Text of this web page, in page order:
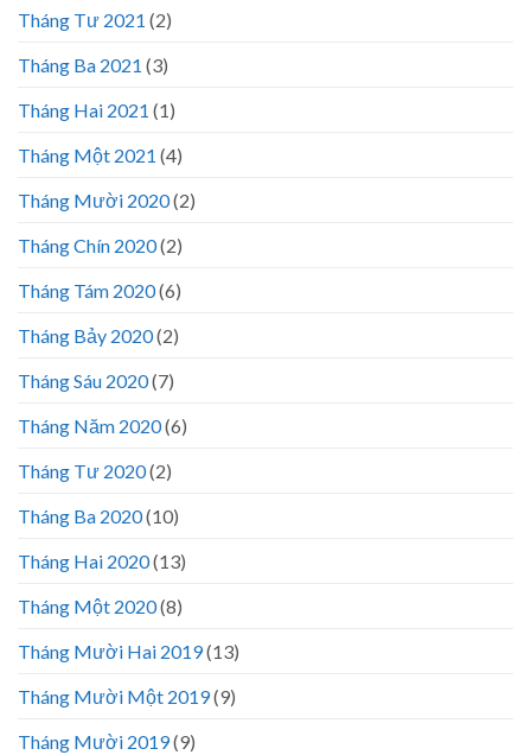
Tháng Tư 2021 (2)
Tháng Ba 2021 (3)
Tháng Hai 2021 (1)
Tháng Một 2021 (4)
Tháng Mười 2020(2)
Tháng Chín 2020(2)
Tháng Tám 2020(6)
Tháng Bảy 2020(2)
Tháng Sáu 2020(7)
Tháng Năm 2020(6)
Tháng Tư 2020(2)
Tháng Ba 2020(10)
Tháng Hai 2020(13)
Tháng Một 2020(8)
Tháng Mười Hai 2019(13)
Tháng Mười Một 2019(9)
Tháng Mười 2019(9)